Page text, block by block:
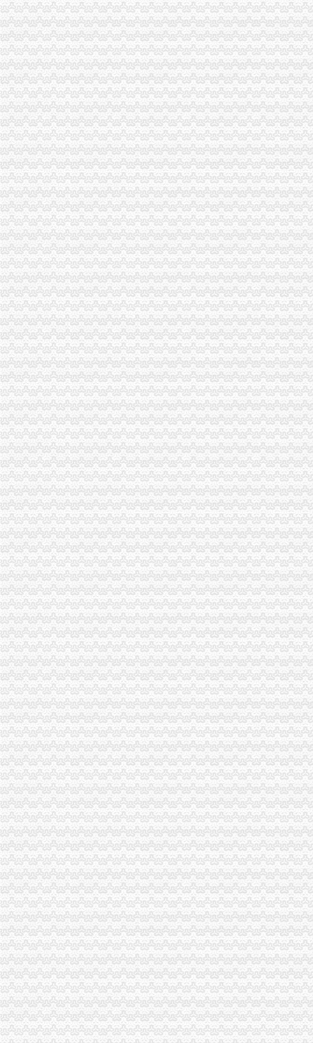
【代理记帐、办理工商税务相关事宜等】厂家,价格,图片_重庆正青
重庆代理记账如何办理税务登记变更_搜狐其它_搜狐网
国务制办公室地方规章重庆市税收征管保障办
重庆财务会计-税务招聘-新百胜餐饮（武汉）有限公司招聘信息_重庆
以增经济发展动力为遵循重庆市国税局扎实推进税收改革-新华网
重庆高档住宅土地增值税预征率上调至2%_国内新闻_烟台房产网_买
重庆市税收征管保障办-重庆农业农村信息网
重庆市旭鑫工商税务咨询有限公司-百姓网
重庆亿源财税
“营改增”政策深度解析与操作实务专题李老师,04月16日重庆税
立信税务师事务所有限公司重庆分公司
重庆发票新规定,税务金四期上线！-企业税收优惠政策-重庆市黔江